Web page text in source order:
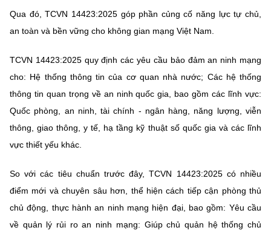
Vietnamese English
BỘ KHOA HỌC VÀ CÔNG NGHỆ
MINISTRY OF SCIENCE AND TECHNOLOGY
Điều khoản sử dụng Theo dõi MST: Góp ý
Cơ quan chủ quản: Bộ Khoa học và Công nghệ (MST)
Chịu trách nhiệm nội dung: Nguyễn Thị Hải Hằng
Liên hệ
Địa chỉ: Ban Biên tập Cổng TTĐT - 18 Nguyễn Du, TP. Hà Nội
Điện thoại: 024 3936 9506
Qua đó, TCVN 14423:2025 góp phần củng cố năng lực tự chủ,
an toàn và bền vững cho không gian mạng Việt Nam.
TCVN 14423:2025 quy định các yêu cầu bảo đảm an ninh mạng
cho: Hệ thống thông tin của cơ quan nhà nước; Các hệ thống
thông tin quan trọng về an ninh quốc gia, bao gồm các lĩnh vực:
Quốc phòng, an ninh, tài chính - ngân hàng, năng lượng, viễn
thông, giao thông, y tế, hạ tầng kỹ thuật số quốc gia và các lĩnh
vực thiết yếu khác.
So với các tiêu chuẩn trước đây, TCVN 14423:2025 có nhiều
điểm mới và chuyên sâu hơn, thể hiện cách tiếp cận phòng thủ
chủ động, thực hành an ninh mạng hiện đại, bao gồm: Yêu cầu
về quản lý rủi ro an ninh mạng: Giúp chủ quản hệ thống chủ